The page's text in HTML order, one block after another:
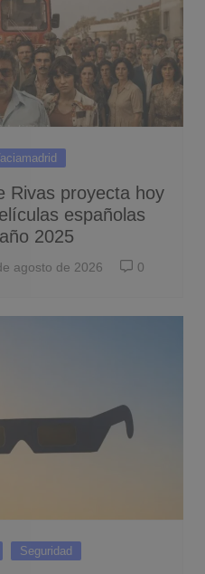
Rivas proyecta hoy
españolas
2025
agosto de 2026 0
Seguridad